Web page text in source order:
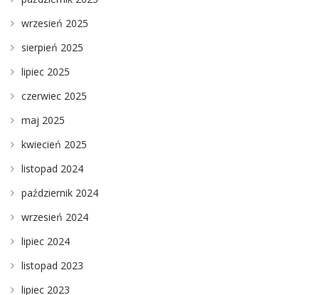
wrzesień 2025
sierpień 2025
lipiec 2025
czerwiec 2025
maj 2025
kwiecień 2025
listopad 2024
październik 2024
wrzesień 2024
lipiec 2024
listopad 2023
lipiec 2023